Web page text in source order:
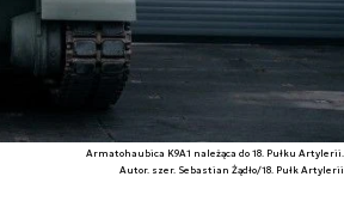
Armatohaubica K9A1 należąca do 18. Pułku Artylerii.
Autor. szer. Sebastian Żądło/18. Pułk Artylerii